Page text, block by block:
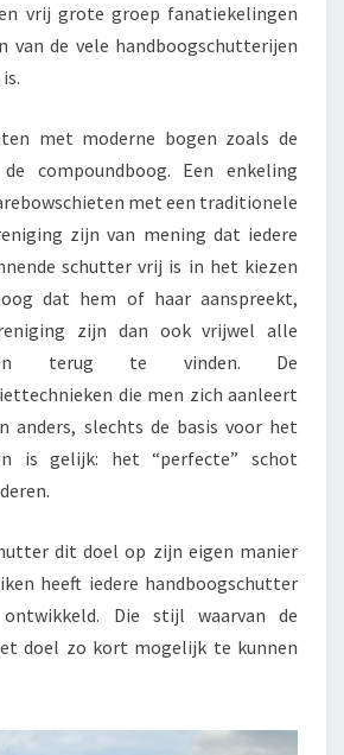
vrij grote groep fanatiekelingen
van de vele handboogschutterijen
met moderne bogen zoals de
compoundboog. Een enkeling
met een traditionele
zijn van mening dat iedere
schutter vrij is in het kiezen
dat hem of haar aanspreekt,
zijn dan ook vrijwel alle
terug te vinden. De
die men zich aanleert
anders, slechts de basis voor het
is gelijk: het “perfecte” schot
dit doel op zijn eigen manier
heeft iedere handboogschutter
Die stijl waarvan de
doel zo kort mogelijk te kunnen